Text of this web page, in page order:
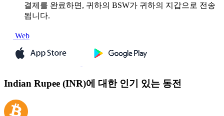
결제를 완료하면, 귀하의 BSW가 귀하의 지갑으로 전송
됩니다.
Web
Indian Rupee (INR)에 대한 인기 있는 동전